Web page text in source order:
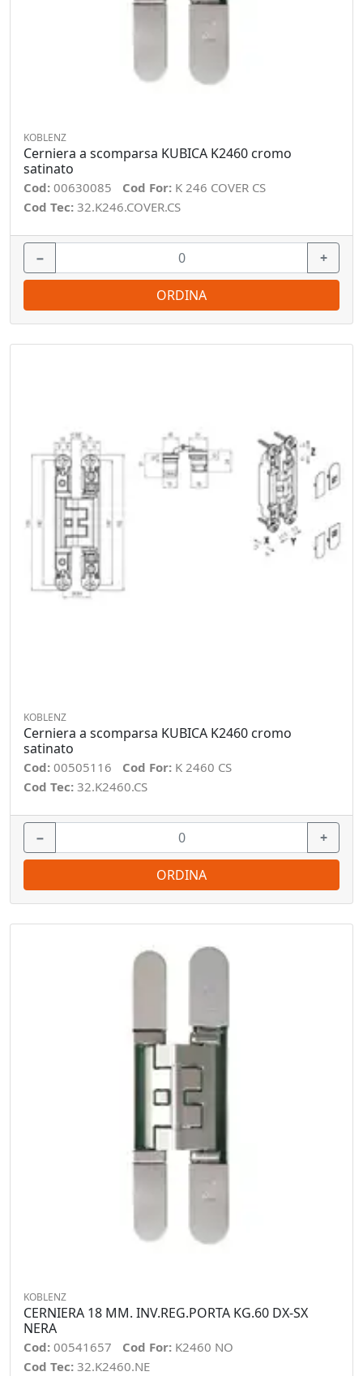
KOBLENZ
Cerniera a scomparsa KUBICA K2460 cromo
satinato
Cod: 00630085 Cod For: K 246 COVER CS
Cod Tec: 32.K246.COVER.CS
− +
ORDINA
KOBLENZ
Cerniera a scomparsa KUBICA K2460 cromo
satinato
Cod: 00505116 Cod For: K 2460 CS
Cod Tec: 32.K2460.CS
− +
ORDINA
KOBLENZ
CERNIERA 18 MM. INV.REG.PORTA KG.60 DX-SX
NERA
Cod: 00541657 Cod For: K2460 NO
Cod Tec: 32.K2460.NE